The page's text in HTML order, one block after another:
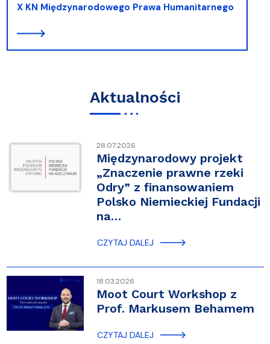
X KN Międzynarodowego Prawa Humanitarnego
Aktualności
28.07.2026
Międzynarodowy projekt
„Znaczenie prawne rzeki
Odry” z finansowaniem
Polsko Niemieckiej Fundacji
na…
CZYTAJ DALEJ
18.03.2026
Moot Court Workshop z
Prof. Markusem Behamem
CZYTAJ DALEJ